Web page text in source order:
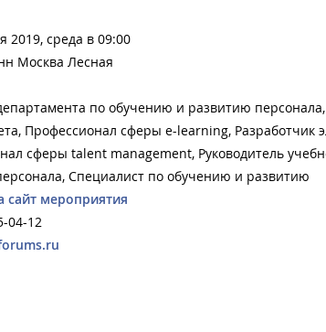
2019, среда в 09:00
Москва Лесная
по обучению и развитию
Профессионал сферы e-learning, Разработчик
сферы talent management, Руководитель
Специалист по обучению и развитию
сайт мероприятия
04-12